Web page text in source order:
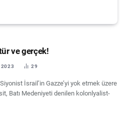
ve gerçek!
2023 29
İsrail’in Gazze’yi yok etmek üzere
Batı Medeniyeti denilen kolonlyalist-